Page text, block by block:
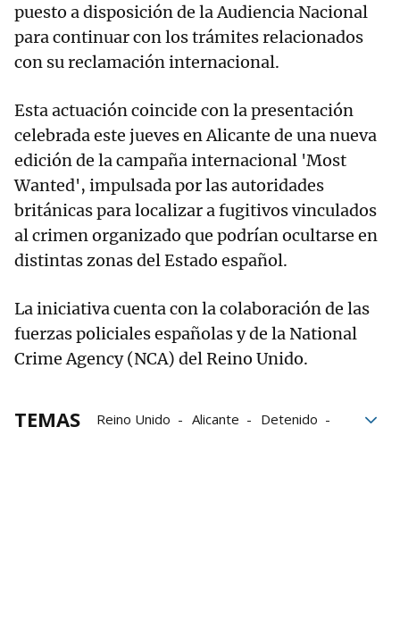
puesto a disposición de la Audiencia Nacional
para continuar con los trámites relacionados
con su reclamación internacional.
Esta actuación coincide con la presentación
celebrada este jueves en Alicante de una nueva
edición de la campaña internacional 'Most
Wanted', impulsada por las autoridades
británicas para localizar a fugitivos vinculados
al crimen organizado que podrían ocultarse en
distintas zonas del Estado español.
La iniciativa cuenta con la colaboración de las
fuerzas policiales españolas y de la National
Crime Agency (NCA) del Reino Unido.
TEMAS Reino Unido Alicante
Detenido